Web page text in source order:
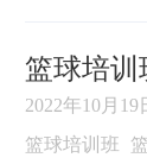
篮球培
2022年10月19
篮球培训班